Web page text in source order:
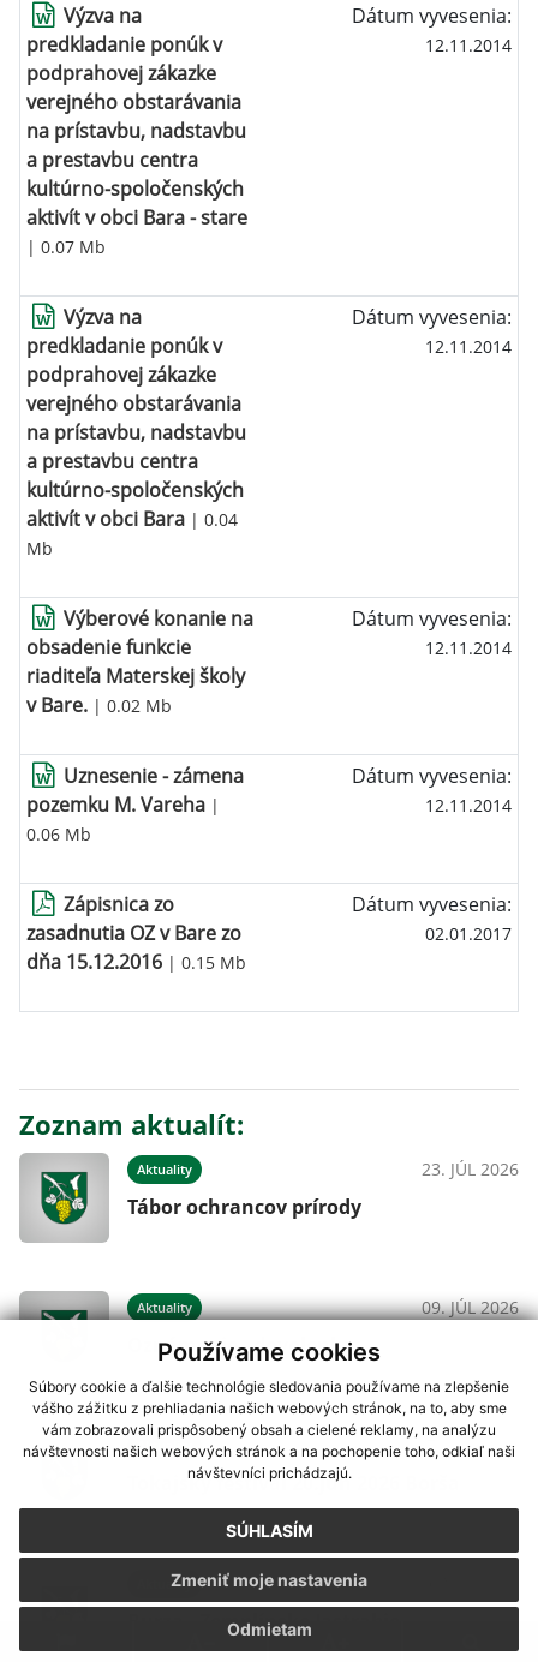
Používame cookies
Súbory cookie a ďalšie technológie sledovania používame na zlepšenie
vášho zážitku z prehliadania našich webových stránok, na to, aby sme
vám zobrazovali prispôsobený obsah a cielené reklamy, na analýzu
návštevnosti našich webových stránok a na pochopenie toho, odkiaľ naši
návštevníci prichádzajú.
SÚHLASÍM
Odmietam
Zmeniť moje nastavenia
Výzva na
predkladanie ponúk v
podprahovej zákazke
verejného obstarávania
na prístavbu, nadstavbu
a prestavbu centra
kultúrno-spoločenských
aktivít v obci Bara - stare
| 0.07 Mb
Dátum vyvesenia:
12.11.2014
Výzva na
predkladanie ponúk v
podprahovej zákazke
verejného obstarávania
na prístavbu, nadstavbu
a prestavbu centra
kultúrno-spoločenských
aktivít v obci Bara | 0.04
Mb
Dátum vyvesenia:
12.11.2014
Výberové konanie na
obsadenie funkcie
riaditeľa Materskej školy
v Bare. | 0.02 Mb
Dátum vyvesenia:
12.11.2014
Uznesenie - zámena
pozemku M. Vareha |
0.06 Mb
Dátum vyvesenia:
12.11.2014
Zápisnica zo
zasadnutia OZ v Bare zo
dňa 15.12.2016 | 0.15 Mb
Dátum vyvesenia:
02.01.2017
Zoznam aktualít:
Aktuality 23. JÚL 2026
Tábor ochrancov prírody
Aktuality 09. JÚL 2026
Oznámenie - dovolenka
Aktuality 17. JÚN 2026
Tokajský festival 20.jún 2026 Borša
Aktuality
Burza - Zemplínske Jastrabie